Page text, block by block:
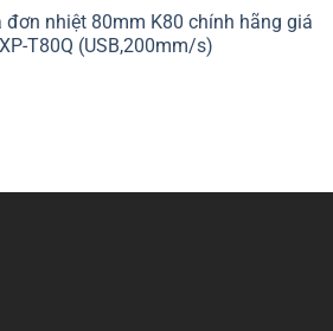
đơn nhiệt 80mm K80 chính hãng giá
T80Q (USB,200mm/s)